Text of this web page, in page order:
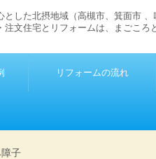
とした北摂地域（高槻市、箕面市
注文住宅とリフォームは、まごころ
リフォームの流れ
子